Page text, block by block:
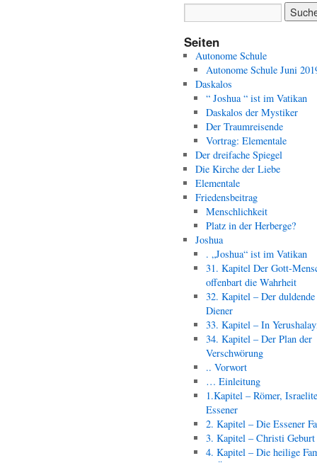
Seiten
Autonome Schule
Autonome Schule Juni
Daskalos
“ Joshua “ ist im Vatikan
Daskalos der Mystiker
Der Traumreisende
Vortrag: Elementale
Der dreifache Spiegel
Die Kirche der Liebe
Elementale
Friedensbeitrag
Menschlichkeit
Platz in der Herberge?
Joshua
. „Joshua“ ist im Vatikan
31. Kapitel Der Gott-
offenbart die Wahrheit
32. Kapitel – Der duldende
Diener
33. Kapitel – In
34. Kapitel – Der Plan der
Verschwörung
.. Vorwort
… Einleitung
1.Kapitel – Römer,
Essener
2. Kapitel – Die Essener
3. Kapitel – Christi Geburt
4. Kapitel – Die heilige